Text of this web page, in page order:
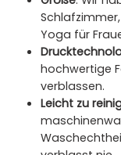
Yoga für
hochwertige
verblassen.
Leicht zu